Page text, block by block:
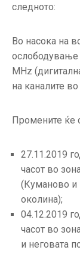
ГРИЖА
ЗА
КОРИСНИЦИ
НАБАВКИ
следното:
Во насока на
ослободување
MHz
на каналите
Промените ќе
27.11.2019
часот во
(Куманово и
околина);
04.12.2019
часот во
и неговата